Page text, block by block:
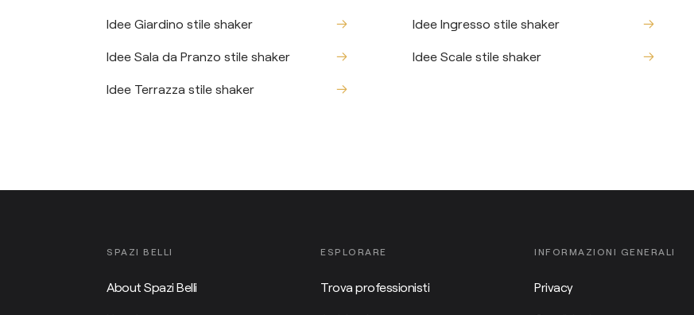
Idee Giardino stile shaker Idee Ingresso stile shaker
Idee Sala da Pranzo stile shaker Idee Scale stile shaker
Idee Terrazza stile shaker
SPAZI BELLI
About Spazi Belli
ESPLORARE
Trova professionisti
INFORMAZIONI GENERALI
Privacy